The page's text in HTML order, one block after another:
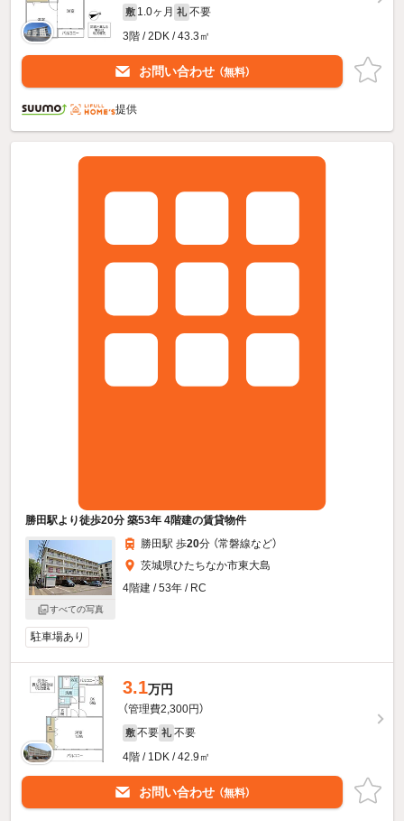
敷 1.0ヶ月 礼 不要
3階 / 2DK / 43.3㎡
お問い合わせ （無料）
提供
勝田駅より徒歩20分 築53年 4階建の賃貸物件
すべての写真
勝田駅 歩20分 （常磐線など）
茨城県ひたちなか市東大島
4階建 / 53年 / RC
駐車場あり
3.1万円
（管理費2,300円）
敷 不要 礼 不要
4階 / 1DK / 42.9㎡
お問い合わせ （無料）